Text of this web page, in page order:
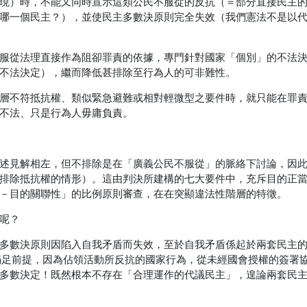
一個民主？），並使民主多數決原則完全失效（我們憲法不是以
從法理直接作為阻卻罪責的依據，專門針對國家「個別」的不法
決定），繼而降低甚排除至行為人的可非難性。
不符抵抗權、類似緊急避難或相對輕微型之要件時，就只能在罪
法、只是行為人毋庸負責。
見解相左，但不排除是在「廣義公民不服從」的脈絡下討論，因
除抵抗權的情形）。這由判決所建構的七大要件中，充斥目的正
的關聯性」的比例原則審查，在在突顯違法性階層的特徵。
？
數決原則因陷入自我矛盾而失效，至於自我矛盾係起於兩套民主
前提，因為佔領活動所反抗的國家行為，從未經國會授權的簽署
數決定！既然根本不存在「合理運作的代議民主」，遑論兩套民